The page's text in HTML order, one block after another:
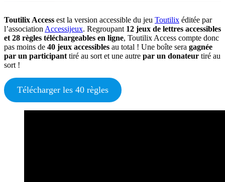
Toutilix Access est la version accessible du jeu Toutilix éditée par
l’association Accessijeux. Regroupant 12 jeux de lettres accessibles
et 28 règles téléchargeables en ligne, Toutilix Access compte donc
pas moins de 40 jeux accessibles au total ! Une boîte sera gagnée
par un participant tiré au sort et une autre par un donateur tiré au
sort !
Télécharger les 40 règles